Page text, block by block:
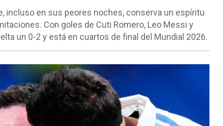
incluso en sus peores noches, conserva un espíritu
Con goles de Cuti Romero, Leo Messi y
un 0-2 y está en cuartos de final del Mundial 2026.